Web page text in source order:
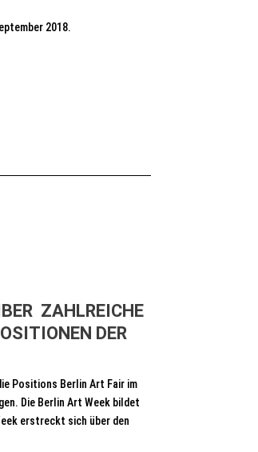
2018.
ZAHLREICHE
DER
Positions Berlin Art Fair im
Die Berlin Art Week bildet
erstreckt sich über den